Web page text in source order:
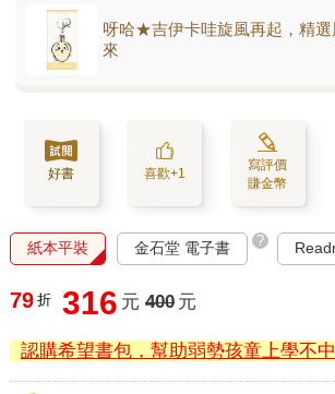
呀哈★吉伊卡哇旋風再起，精選
來
好書 喜歡+1
寫評價
賺金幣
紙本平裝 金石堂 電子書 ?
79 折 316 元 400 元
認購希望書包，幫助弱勢孩童上學不中